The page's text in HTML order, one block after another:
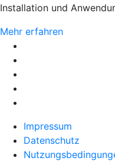
Installation und
Mehr erfahren
Impressum
Datenschutz